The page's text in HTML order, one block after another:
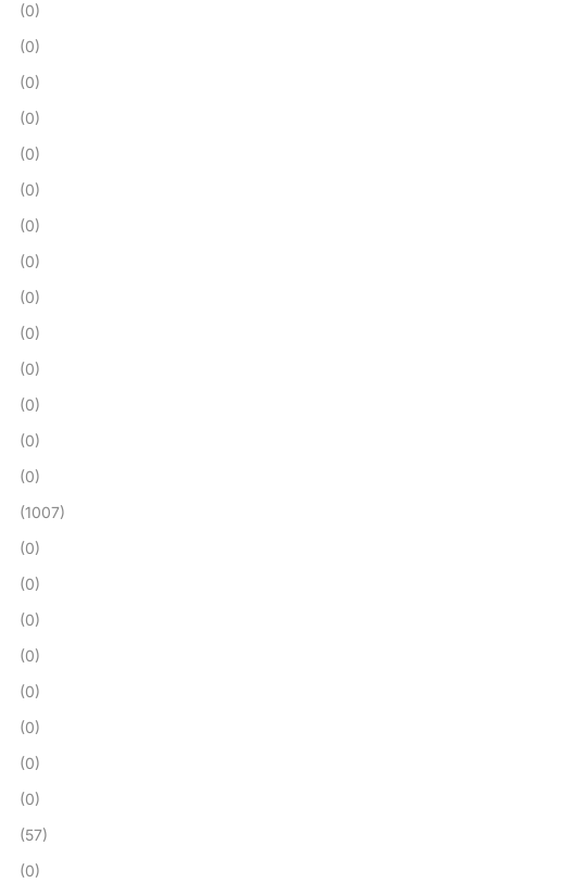
(0)
(0)
(0)
(0)
(0)
(0)
(0)
(0)
(0)
(0)
(0)
(0)
(0)
(0)
(1007)
(0)
(0)
(0)
(0)
(0)
(0)
(0)
(0)
(57)
(0)